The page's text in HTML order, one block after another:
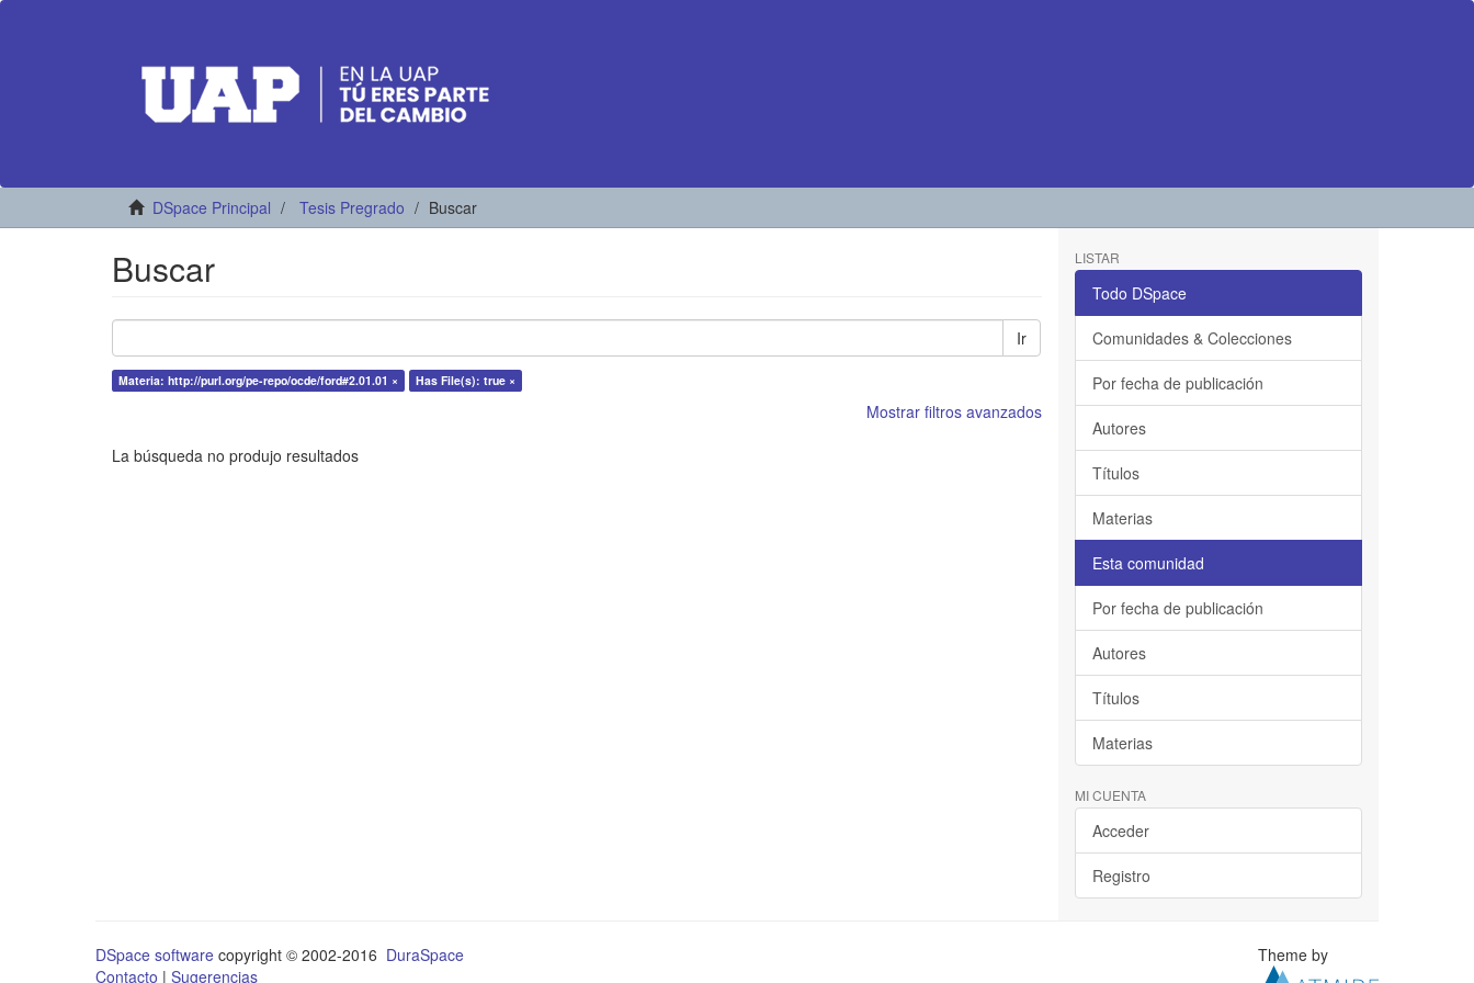
DSpace Principal Tesis Pregrado Buscar
Buscar
Ir
Materia: http://purl.org/pe-repo/ocde/ford#2.01.01 × Has File(s): true ×
Mostrar filtros avanzados
La búsqueda no produjo resultados
LISTAR
Todo DSpace
Comunidades & Colecciones
Por fecha de publicación
Autores
Títulos
Materias
Esta comunidad
Por fecha de publicación
Autores
Títulos
Materias
MI CUENTA
Acceder
Registro
DSpace software copyright © 2002-2016 DuraSpace
Contacto | Sugerencias
Theme by